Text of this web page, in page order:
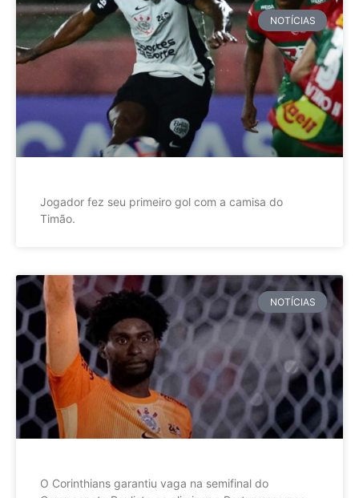
NOTÍCIAS
Jogador fez seu primeiro gol com a camisa do
Timão.
NOTÍCIAS
O Corinthians garantiu vaga na semifinal do